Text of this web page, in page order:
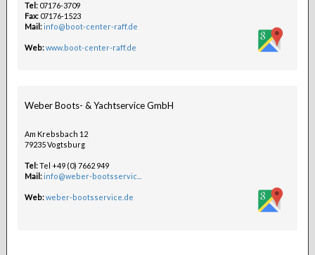
Tel:07176-3709
Fax:07176-1523
Mail:info@boot-center-raff.de
Web:www.boot-center-raff.de
Weber Boots- & Yachtservice GmbH
Am Krebsbach 12
79235 Vogtsburg
Tel:Tel +49 (0) 7662 949
Mail:info@weber-bootsservic...
Web:weber-bootsservice.de